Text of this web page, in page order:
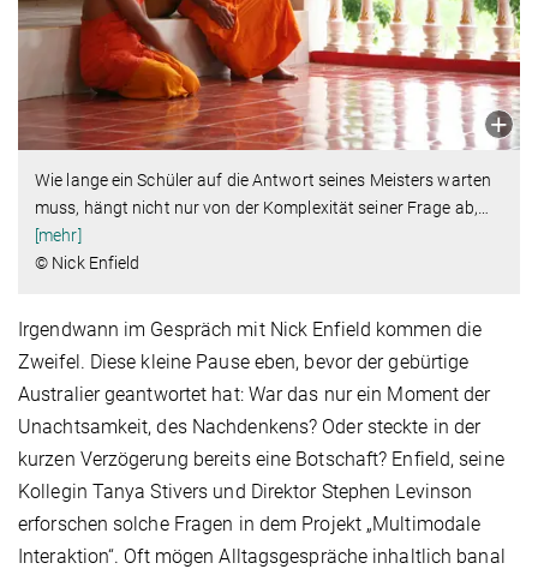
Wie lange ein Schüler auf die Antwort seines Meisters warten
muss, hängt nicht nur von der Komplexität seiner Frage ab,
[mehr]
© Nick Enfield
Irgendwann im Gespräch mit Nick Enfield kommen die
Zweifel. Diese kleine Pause eben, bevor der gebürtige
Australier geantwortet hat: War das nur ein Moment der
Unachtsamkeit, des Nachdenkens? Oder steckte in der
kurzen Verzögerung bereits eine Botschaft? Enfield, seine
Kollegin Tanya Stivers und Direktor Stephen Levinson
erforschen solche Fragen in dem Projekt „Multimodale
Interaktion“. Oft mögen Alltagsgespräche inhaltlich banal